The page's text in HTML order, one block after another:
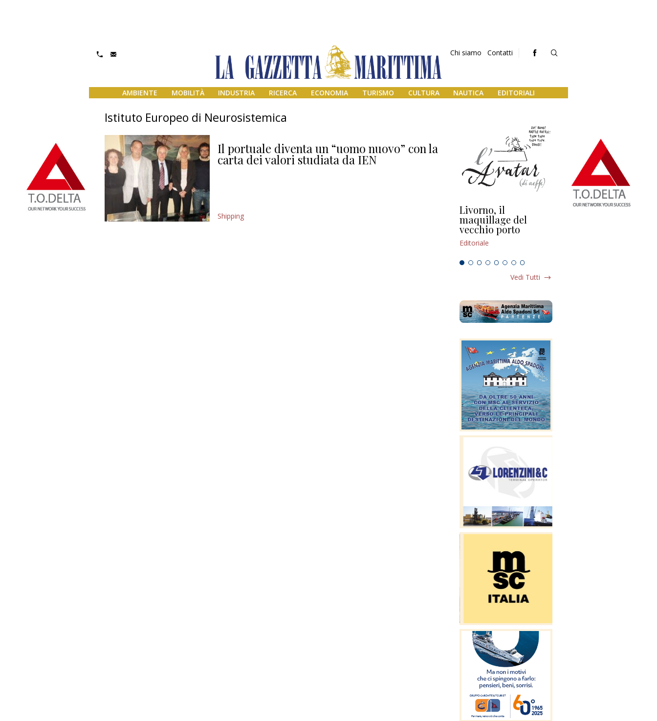
Chi siamo Contatti
AMBIENTE MOBILITÀ INDUSTRIA RICERCA ECONOMIA TURISMO CULTURA NAUTICA EDITORIALI
Istituto Europeo di Neurosistemica
Il portuale diventa un “uomo nuovo” con la
carta dei valori studiata da IEN
Shipping Livorno, il
maquillage del
vecchio porto
Editoriale
L’uscita di scena di
Vedi Tutti